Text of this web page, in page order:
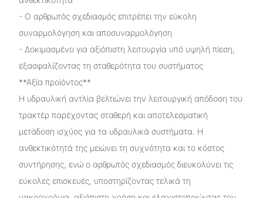
- Ο αρθρωτός σχεδιασμός επιτρέπει την εύκολη
συναρμολόγηση και αποσυναρμολόγηση
- Δοκιμασμένο για αξιόπιστη λειτουργία υπό υψηλή πίεση,
εξασφαλίζοντας τη σταθερότητα του συστήματος
**Αξία προϊόντος**
Η υδραυλική αντλία βελτιώνει την λειτουργική απόδοση του
τρακτέρ παρέχοντας σταθερή και αποτελεσματική
μετάδοση ισχύος για τα υδραυλικά συστήματα. Η
ανθεκτικότητά της μειώνει τη συχνότητα και το κόστος
συντήρησης, ενώ ο αρθρωτός σχεδιασμός διευκολύνει τις
εύκολες επισκευές, υποστηρίζοντας τελικά τη